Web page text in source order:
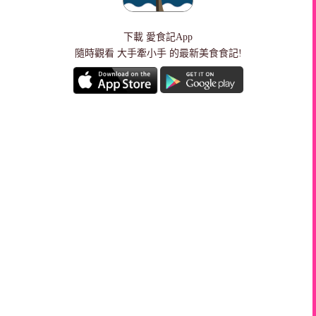
下載 愛食記App
隨時觀看 大手牽小手 的最新美食食記!